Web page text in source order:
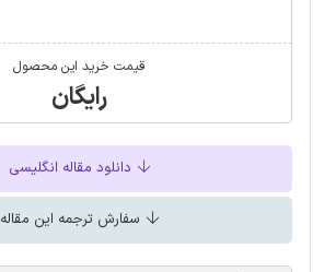
قیمت خرید این محصول
رایگان
دانلود مقاله انگلیسی
سفارش ترجمه این مقاله